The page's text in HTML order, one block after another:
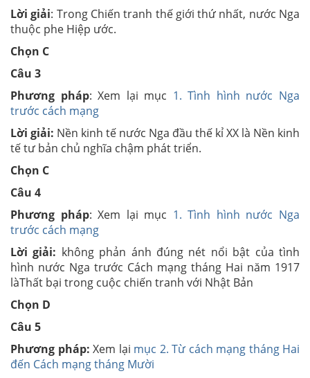
Lời giải: Trong Chiến tranh thế giới thứ nhất, nước Nga
thuộc phe Hiệp ước.
Chọn C
Câu 3
Phương pháp: Xem lại mục 1. Tình hình nước Nga
trước cách mạng
Lời giải: Nền kinh tế nước Nga đầu thế kỉ XX là Nền kinh
tế tư bản chủ nghĩa chậm phát triển.
Chọn C
Câu 4
Phương pháp: Xem lại mục 1. Tình hình nước Nga
trước cách mạng
Lời giải: không phản ánh đúng nét nổi bật của tình
hình nước Nga trước Cách mạng tháng Hai năm 1917
làThất bại trong cuộc chiến tranh với Nhật Bản
Chọn D
Câu 5
Phương pháp: Xem lại mục 2. Từ cách mạng tháng Hai
đến Cách mạng tháng Mười